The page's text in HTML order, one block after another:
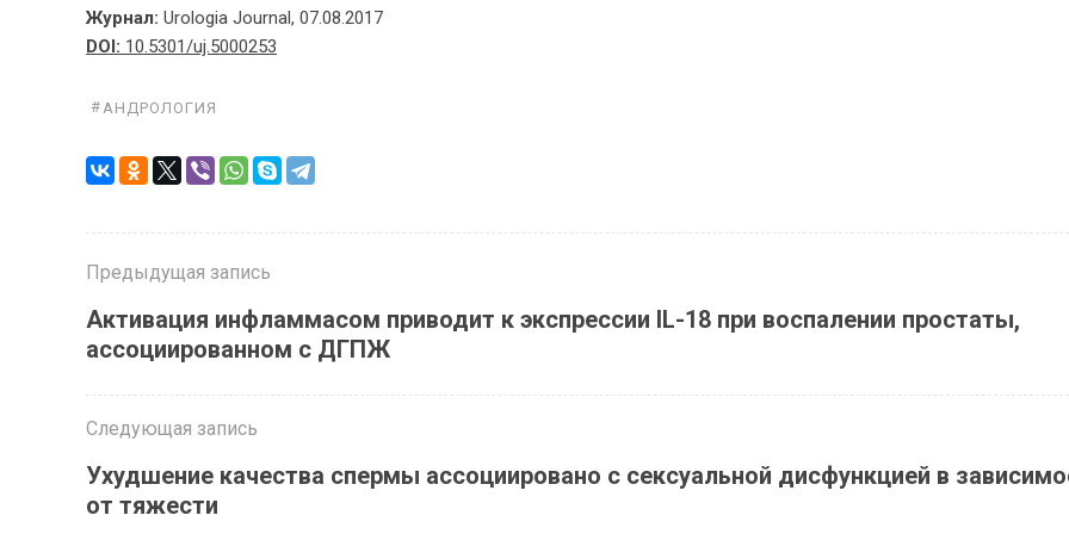
Журнал: Urologia Journal, 07.08.2017
DOI: 10.5301/uj.5000253
АНДРОЛОГИЯ
Предыдущая запись
Активация инфламмасом приводит к экспрессии IL-18 при воспалении простаты,
ассоциированном с ДГПЖ
Следующая запись
Ухудшение качества спермы ассоциировано с сексуальной дисфункцией в
от тяжести